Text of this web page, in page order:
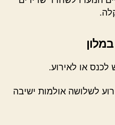
או לאירוע.
לשלושה אולמות ישיבה